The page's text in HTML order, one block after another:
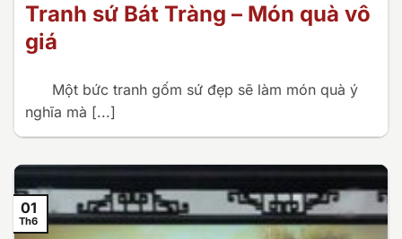
Tranh sứ Bát Tràng – Món quà vô
giá
Một bức tranh gốm sứ đẹp sẽ làm món quà ý
nghĩa mà [...]
01
Th6